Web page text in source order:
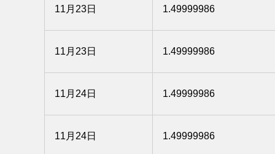
11月23日 1.49999986
11月23日 1.49999986
11月24日 1.49999986
11月24日 1.49999986